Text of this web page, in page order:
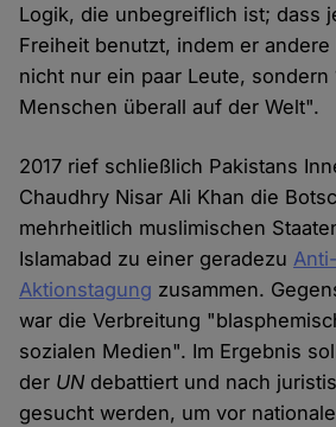
Logik, die unbegreiflich ist; dass
Freiheit benutzt, indem er
nicht nur ein paar Leute, sondern
Menschen überall auf der Welt".
2017 rief schließlich Pakistans
Chaudhry Nisar Ali Khan die
mehrheitlich muslimischen
Islamabad zu einer geradezu
Aktionstagung zusammen.
war die Verbreitung
sozialen Medien". Im Ergebnis
der UN debattiert und nach
gesucht werden, um vor